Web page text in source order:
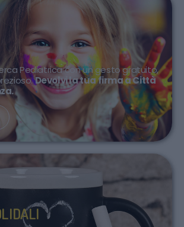
Pediatrica con un gesto gratuito,
Devolvi la tua firma a Città